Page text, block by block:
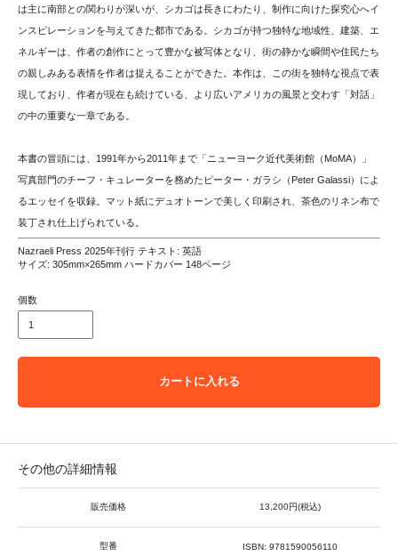
は主に南部との関わりが深いが、シカゴは長きにわたり、制作に向けた探究心へイ
ンスピレーションを与えてきた都市である。シカゴが持つ独特な地域性、建築、エ
ネルギーは、作者の創作にとって豊かな被写体となり、街の静かな瞬間や住民たち
の親しみある表情を作者は捉えることができた。本作は、この街を独特な視点で表
現しており、作者が現在も続けている、より広いアメリカの風景と交わす「対話」
の中の重要な一章である。
本書の冒頭には、1991年から2011年まで「ニューヨーク近代美術館（MoMA）」
写真部門のチーフ・キュレーターを務めたピーター・ガラシ（Peter Galassi）によ
るエッセイを収録。マット紙にデュオトーンで美しく印刷され、茶色のリネン布で
装丁され仕上げられている。
Nazraeli Press 2025年刊行 テキスト: 英語
サイズ: 305mm×265mm ハードカバー 148ページ
個数
カートに入れる
その他の詳細情報
販売価格 13,200円(税込)
型番 ISBN: 9781590056110